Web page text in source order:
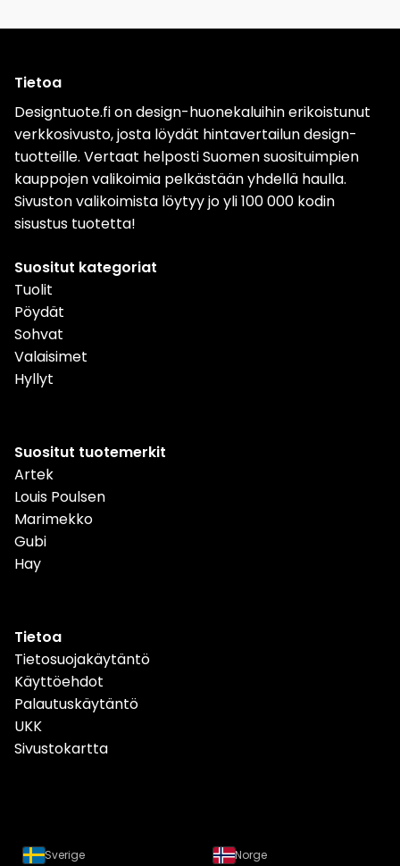
Tietoa
Designtuote.fi on design-huonekaluihin erikoistunut
verkkosivusto, josta löydät hintavertailun design-
tuotteille. Vertaat helposti Suomen suosituimpien
kauppojen valikoimia pelkästään yhdellä haulla.
Sivuston valikoimista löytyy jo yli 100 000 kodin
sisustus tuotetta!
Suositut kategoriat
Tuolit
Pöydät
Sohvat
Valaisimet
Hyllyt
Suositut tuotemerkit
Artek
Louis Poulsen
Marimekko
Gubi
Hay
Tietoa
Tietosuojakäytäntö
Käyttöehdot
Palautuskäytäntö
UKK
Sivustokartta
Sverige Norge